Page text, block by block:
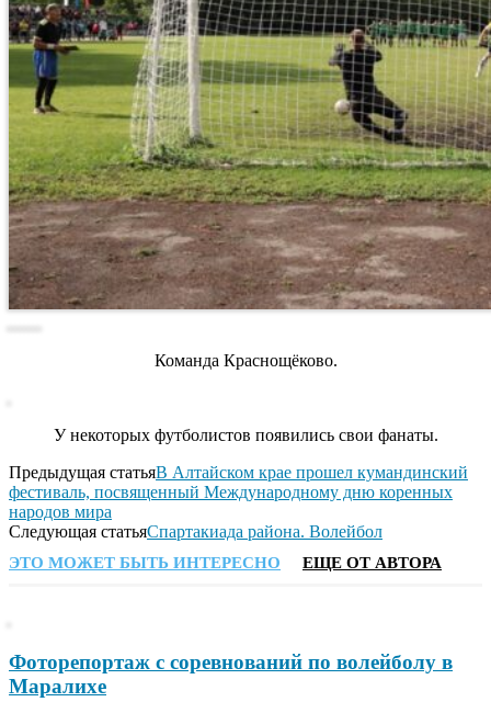
Команда Краснощёково.
У некоторых футболистов появились свои фанаты.
Предыдущая статьяВ Алтайском крае прошел кумандинский
фестиваль, посвященный Международному дню коренных
народов мира
Следующая статьяСпартакиада района. Волейбол
ЭТО МОЖЕТ БЫТЬ ИНТЕРЕСНО ЕЩЕ ОТ АВТОРА
Фоторепортаж с соревнований по волейболу в
Маралихе